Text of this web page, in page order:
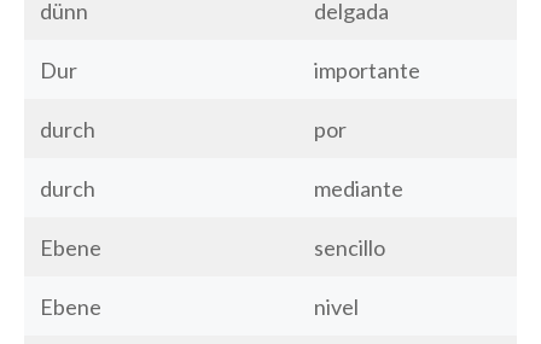
dünn delgada
Dur importante
durch por
durch mediante
Ebene sencillo
Ebene nivel